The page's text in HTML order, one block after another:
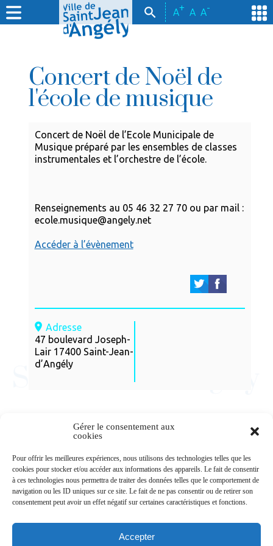
Gérer le consentement aux
cookies
Pour offrir les meilleures expériences, nous utilisons des technologies telles que les
cookies pour stocker et/ou accéder aux informations des appareils. Le fait de consentir
à ces technologies nous permettra de traiter des données telles que le comportement de
navigation ou les ID uniques sur ce site. Le fait de ne pas consentir ou de retirer son
consentement peut avoir un effet négatif sur certaines caractéristiques et fonctions.
Accepter
A+ A A-
Concert de Noël de
l'école de musique
Concert de Noël de l’Ecole Municipale de
Musique préparé par les ensembles de classes
instrumentales et l’orchestre de l’école.
Renseignements au 05 46 32 27 70 ou par mail :
ecole.musique@angely.net
Accéder à l’évènement
Adresse
47 boulevard Joseph-
Lair 17400 Saint-Jean-
d’Angély
Newsletters
Abonnez-vous à la newsletter
>